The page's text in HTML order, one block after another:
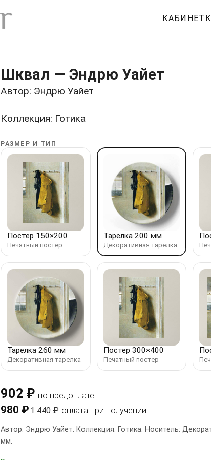
КАБИНЕТ
Шквал — Эндрю Уайет
Автор: Эндрю Уайет
Коллекция: Готика
РАЗМЕР И ТИП
Постер 150×200
Печатный постер
Тарелка 200 мм
Декоративная тарелка
Тарелка 260 мм
Декоративная тарелка
Постер 300×400
Печатный постер
902 ₽ по предоплате
980 ₽1 440 ₽ оплата при получении
Автор: Эндрю Уайет. Коллекция: Готика. Носитель:
мм.